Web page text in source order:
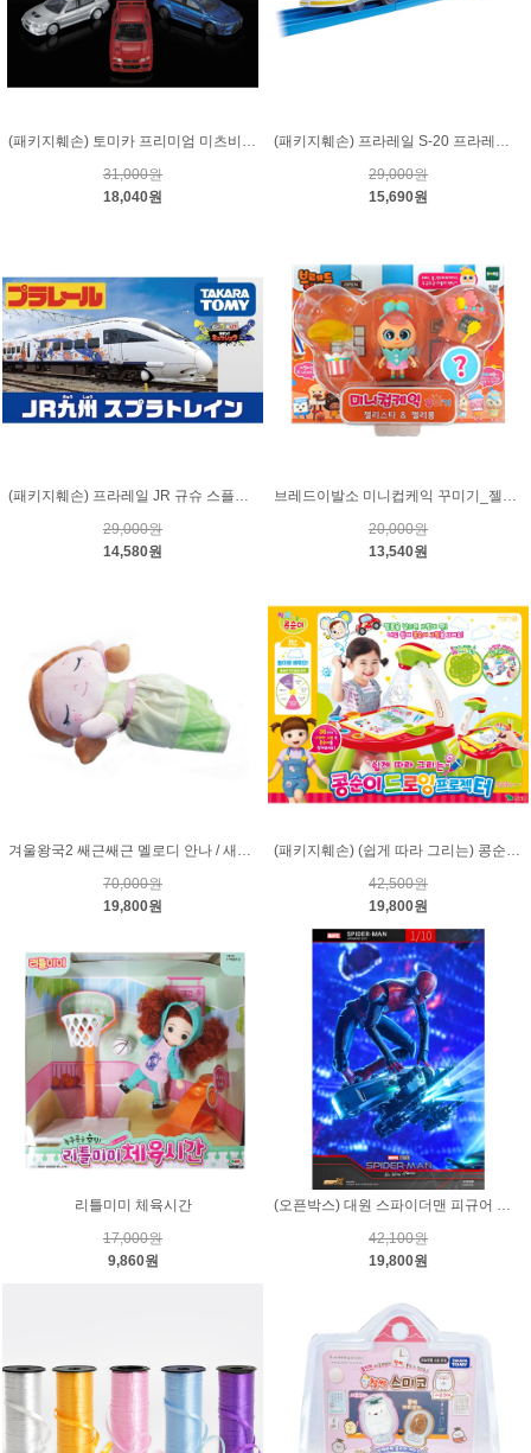
(패키지훼손) 토미카 프리미엄 미츠비시 랜서 에볼루션 3모델 컬렉션
31,000원
18,040원
(패키지훼손) 프라레일 S-20 프라레일 철도 화이트 스트림
29,000원
15,690원
(패키지훼손) 프라레일 JR 규슈 스플라트레인
29,000원
14,580원
브레드이발소 미니컵케익 꾸미기_젤리스타 & 젤리퐁
20,000원
13,540원
겨울왕국2 쌔근쌔근 멜로디 안나 / 새근새근 잠자는 안나
70,000원
19,800원
(패키지훼손) (쉽게 따라 그리는) 콩순이 드로잉 프로젝터
42,500원
19,800원
리틀미미 체육시간
17,000원
9,860원
(오픈박스) 대원 스파이더맨 피규어 노웨이홈 업그레이드 슈트
42,100원
19,800원